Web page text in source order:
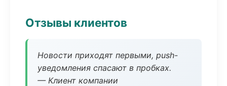
Отзывы клиентов
Новости приходят первыми, push-
уведомления спасают в пробках.
— Клиент компании